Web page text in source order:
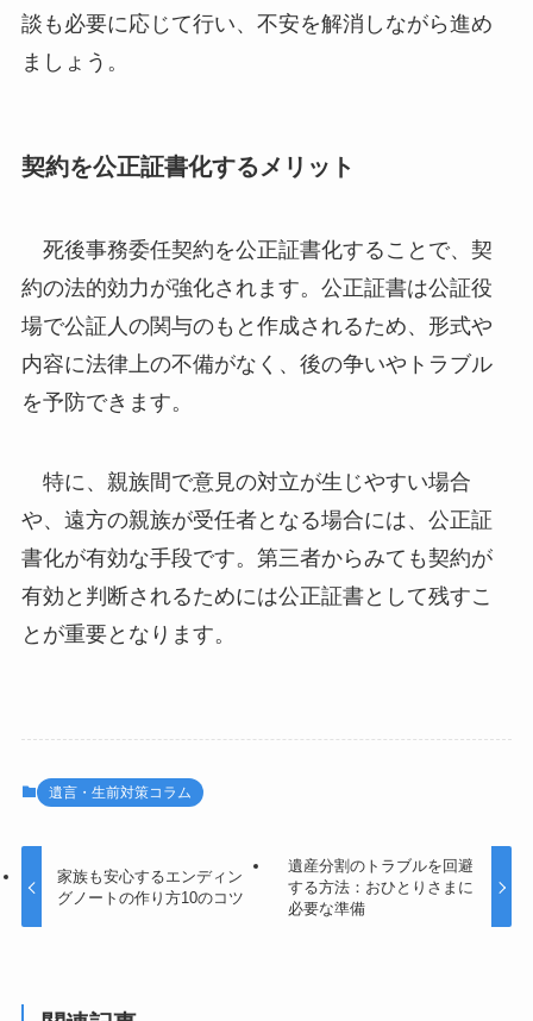
談も必要に応じて行い、不安を解消しながら進め
ましょう。
契約を公正証書化するメリット
死後事務委任契約を公正証書化することで、契
約の法的効力が強化されます。公正証書は公証役
場で公証人の関与のもと作成されるため、形式や
内容に法律上の不備がなく、後の争いやトラブル
を予防できます。
特に、親族間で意見の対立が生じやすい場合
や、遠方の親族が受任者となる場合には、公正証
書化が有効な手段です。第三者からみても契約が
有効と判断されるためには公正証書として残すこ
とが重要となります。
遺言・生前対策コラム
家族も安心するエンディン
グノートの作り方10のコツ
遺産分割のトラブルを回避
する方法：おひとりさまに
必要な準備